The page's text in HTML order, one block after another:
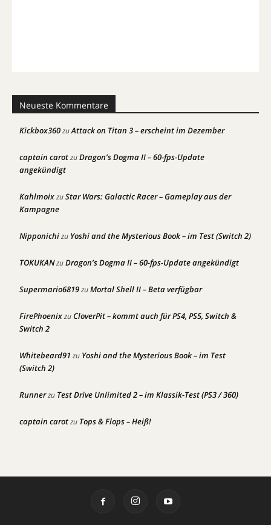
Neueste Kommentare
Kickbox360zuAttack on Titan 3 – erscheint im Dezember
captain carotzuDragon’s Dogma II – 60-fps-Update
angekündigt
KahlmoixzuStar Wars: Galactic Racer – Gameplay aus der
Kampagne
Nipponichizu Yoshi and the Mysterious Book – im Test (Switch 2)
TOKUKANzuDragon’s Dogma II – 60-fps-Update angekündigt
Supermario6819zuMortal Shell II – Beta verfügbar
FirePhoenixzuCloverPit – kommt auch für PS4, PS5, Switch &
Switch 2
Whitebeard91 zu Yoshi and the Mysterious Book – im Test
(Switch 2)
Runnerzu Test Drive Unlimited 2 – im Klassik-Test (PS3 / 360)
captain carotzu Tops & Flops – Heiß!